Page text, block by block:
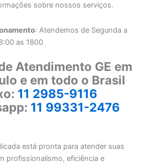
sobre nossos serviços.
: Atendemos de Segunda a
as 1800
Atendimento GE em
e em todo o Brasil
11 2985-9116
11 99331-2476
está pronta para atender suas
profissionalismo, eficiência e